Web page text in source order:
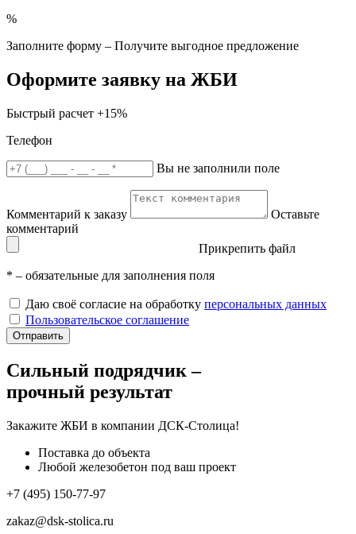
%
Заполните форму – Получите выгодное предложение
Оформите заявку на ЖБИ
Быстрый расчет +15%
Телефон
Вы не заполнили поле
Комментарий к заказу
Оставьте
комментарий
Прикрепить файл
* – обязательные для заполнения поля
Даю своё согласие на обработку персональных данных
Пользовательское соглашение
Отправить
Сильный подрядчик –
прочный результат
Закажите ЖБИ в компании ДСК-Столица!
Поставка до объекта
Любой железобетон под ваш проект
+7 (495) 150-77-97
zakaz@dsk-stolica.ru